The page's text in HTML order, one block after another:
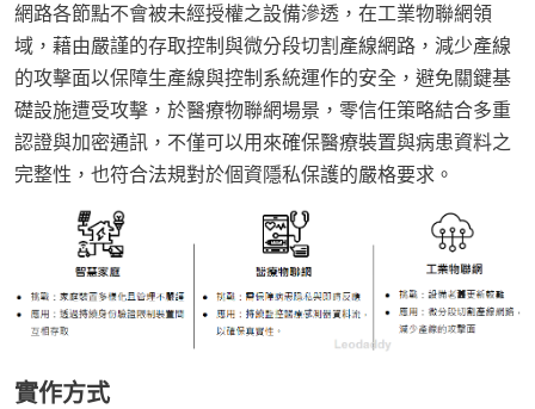
網路各節點不會被未經授權之設備滲透，在工業物聯網領
域，藉由嚴謹的存取控制與微分段切割產線網路，減少產線
的攻擊面以保障生產線與控制系統運作的安全，避免關鍵基
礎設施遭受攻擊，於醫療物聯網場景，零信任策略結合多重
認證與加密通訊，不僅可以用來確保醫療裝置與病患資料之
完整性，也符合法規對於個資隱私保護的嚴格要求。
實作方式